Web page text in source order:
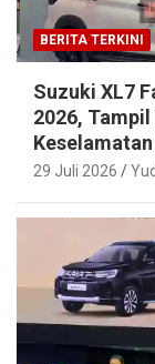
BERITA TERKINI
Suzuki XL7
2026,
29 Juli 2026